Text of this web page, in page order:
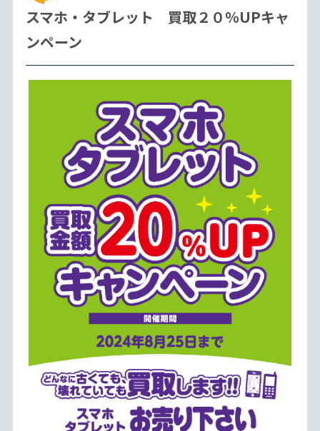
スマホ・タブレット 買取２０％UPキャ
ンペーン